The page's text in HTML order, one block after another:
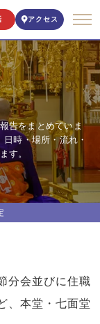
アクセス
告をまとめていま
時・場所・流れ・
す。
分会並びに住職
、本堂・七面堂